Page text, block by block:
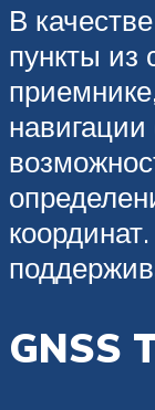
В
пункты из
GNSS